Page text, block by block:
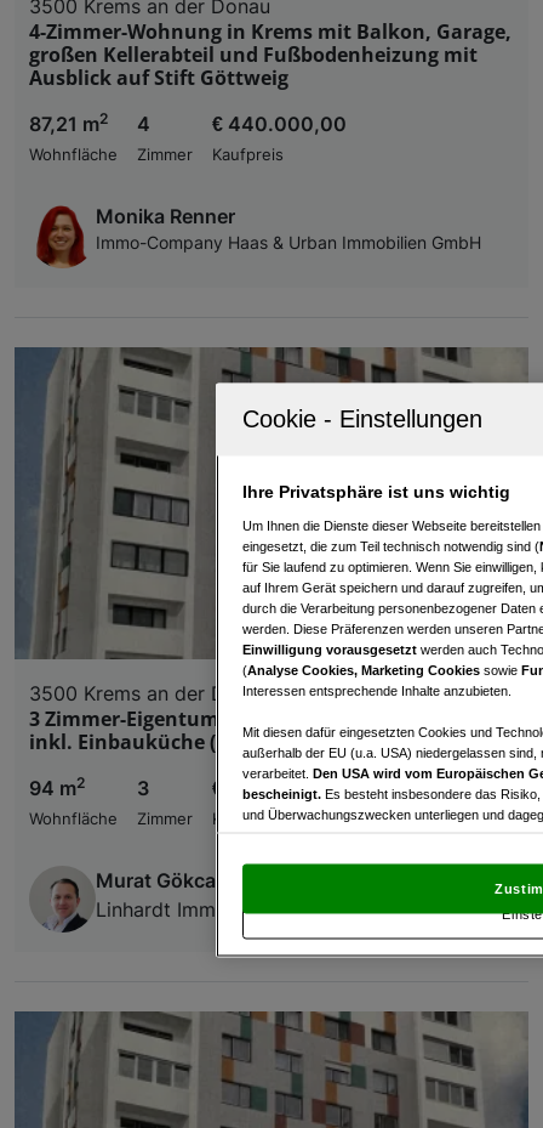
3500 Krems an der Donau
4-Zimmer-Wohnung in Krems mit Balkon, Garage,
großen Kellerabteil und Fußbodenheizung mit
Ausblick auf Stift Göttweig
87,21 m2
Wohnfläche
4
Zimmer
€ 440.000,00
Kaufpreis
Monika Renner
Immo-Company Haas & Urban Immobilien GmbH
3500 Krems an der Donau
3 Zimmer-Eigentumswohnung in Top-Zustand
inkl. Einbauküche (Neue Fassade und Fenster)
94 m2
Wohnfläche
3
Zimmer
€ 199.000,00
Kaufpreis
Murat Gökcayoglu
Linhardt Immobilien GmbH
Ihre Privatsphäre ist uns wichtig
Um Ihnen die Dienste dieser Webseite
eingesetzt, die zum Teil technisch notwendig sind (
für Sie laufend zu optimieren. Wenn Sie
auf Ihrem Gerät speichern und darauf zugreifen,
durch die Verarbeitung personenbezogener
werden. Diese Präferenzen werden unseren
Einwilligung vorausgesetzt werden auch
(Analyse Cookies, Marketing Cookies sowie
Interessen entsprechende Inhalte anzubieten.
Mit diesen dafür eingesetzten Cookies und
außerhalb der EU (u.a. USA) niedergelassen
verarbeitet. Den USA wird vom Europäischen
bescheinigt. Es besteht insbesondere das
und Überwachungszwecken unterliegen und
und Widerspruch gegen die Verarbeitung auf der
„Cookie Einstellungen“, die sich auf jeder Seite
Verwendung genauer Standortdaten.
Zugriff auf Informationen auf einem Endgerät.
und der Performance von Inhalten,
Liste der Partner (Lieferanten)